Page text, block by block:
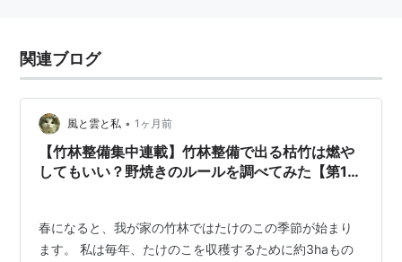
関連ブログ
風と雲と私 • 1ヶ月前
【竹林整備集中連載】竹林整備で出る枯竹は燃や
してもいい？野焼きのルールを調べてみた【第1
春になると、我が家の竹林ではたけのこの季節が始まり
ます。 私は毎年、たけのこを収穫するために約3haもの